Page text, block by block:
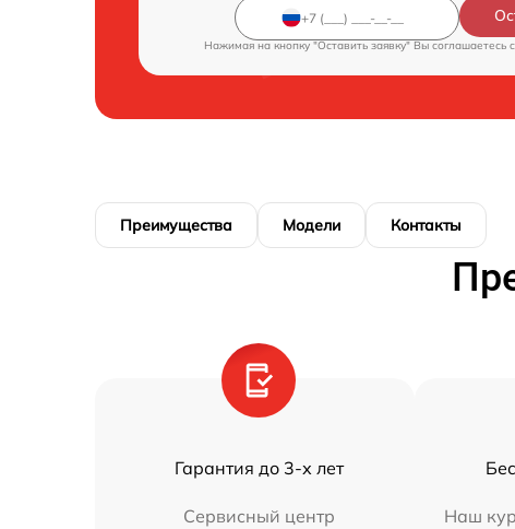
Нажимая на кнопку "Оставить заявку" Вы соглашаетесь c
Преимущества Модели Контакты
Гарантия до 3-х лет
Сервисный центр
Наш